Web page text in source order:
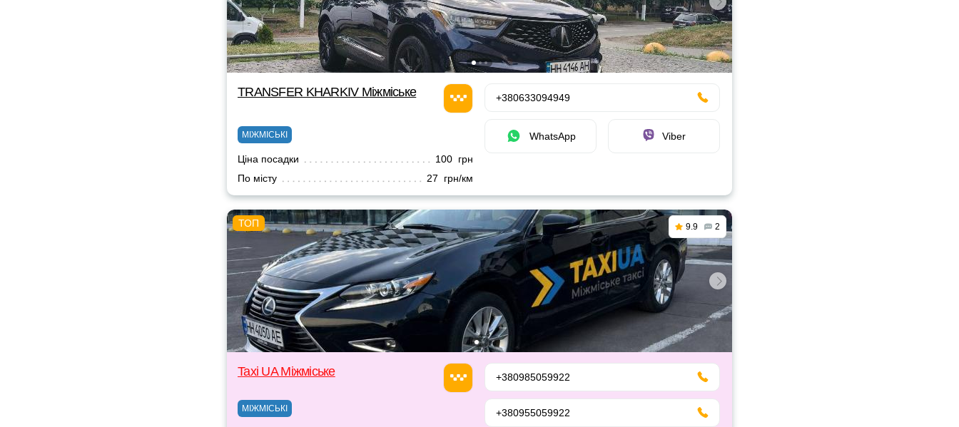
TRANSFER KHARKIV Міжміське
МІЖМІСЬКІ
Ціна посадки
100 грн
По місту
27 грн/км
+380633094949
WhatsApp Viber
9.9 2
Taxi UA Міжміське
МІЖМІСЬКІ
+380985059922
+380955059922